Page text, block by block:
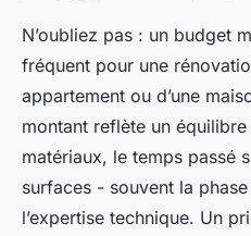
N’oubliez pas : un budget
fréquent pour une
appartement ou d’une
montant reflète un
matériaux, le temps passé
surfaces - souvent la
l’expertise technique. Un